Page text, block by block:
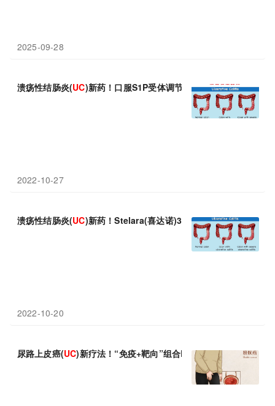
2025-09-28
溃疡性结肠炎(UC)新药！口服S1P受体调节剂Zeposia：持续治疗
2022-10-27
溃疡性结肠炎(UC)新药！Stelara(喜达诺)3期研究4年数据：显示
2022-10-20
尿路上皮癌(UC)新疗法！“免疫+靶向”组合Keytruda+Padcev一